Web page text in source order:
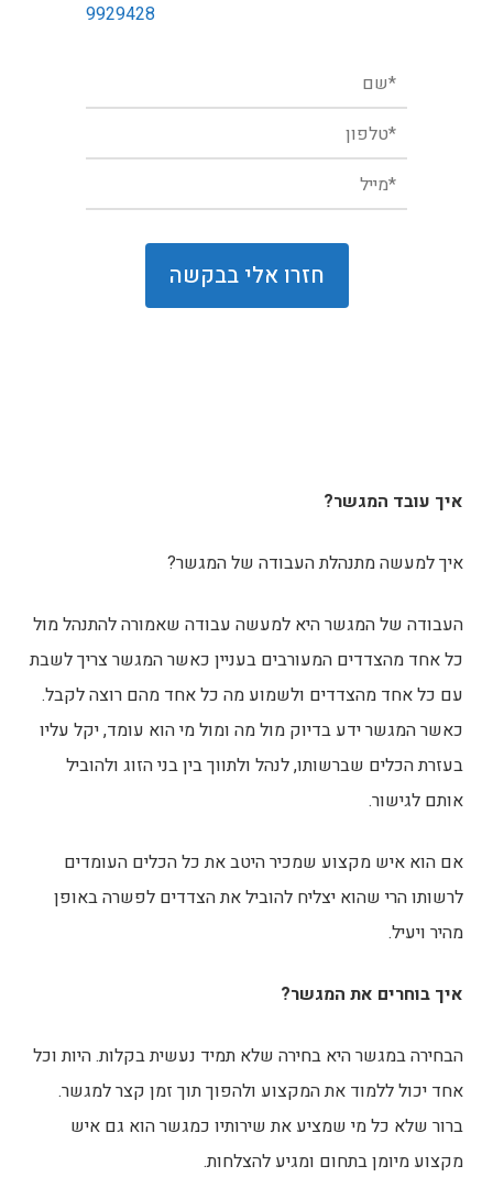
9929428
איך עובד המגשר?
איך למעשה מתנהלת העבודה של המגשר?
העבודה של המגשר היא למעשה עבודה שאמורה להתנהל מול
כל אחד מהצדדים המעורבים בעניין כאשר המגשר צריך לשבת
עם כל אחד מהצדדים ולשמוע מה כל אחד מהם רוצה לקבל.
כאשר המגשר ידע בדיוק מול מה ומול מי הוא עומד, יקל עליו
בעזרת הכלים שברשותו, לנהל ולתווך בין בני הזוג ולהוביל
אותם לגישור.
אם הוא איש מקצוע שמכיר היטב את כל הכלים העומדים
לרשותו הרי שהוא יצליח להוביל את הצדדים לפשרה באופן
מהיר ויעיל.
איך בוחרים את המגשר?
הבחירה במגשר היא בחירה שלא תמיד נעשית בקלות. היות וכל
אחד יכול ללמוד את המקצוע ולהפוך תוך זמן קצר למגשר.
ברור שלא כל מי שמציע את שירותיו כמגשר הוא גם איש
מקצוע מיומן בתחום ומגיע להצלחות.